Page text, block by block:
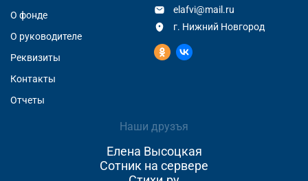
О фонде
О руководителе
Реквизиты
Контакты
Отчеты
Наши друзъя
Елена Высоцкая
Сотник на сервере
elafvi@mail.ru
г. Нижний Новгород